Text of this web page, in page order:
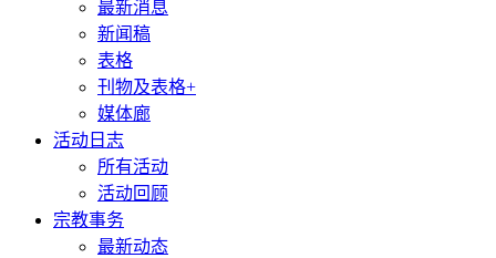
最新消息
新闻稿
表格
刊物及表格+
媒体廊
活动日志
所有活动
活动回顾
宗教事务
最新动态